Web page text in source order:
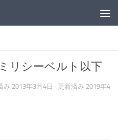
リシーベルト以下
み 2013年3月4日 · 更新済み 2019年4